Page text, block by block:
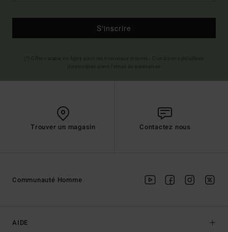
S'inscrire
Trouver un magasin Contactez nous
AIDE
Communauté Homme